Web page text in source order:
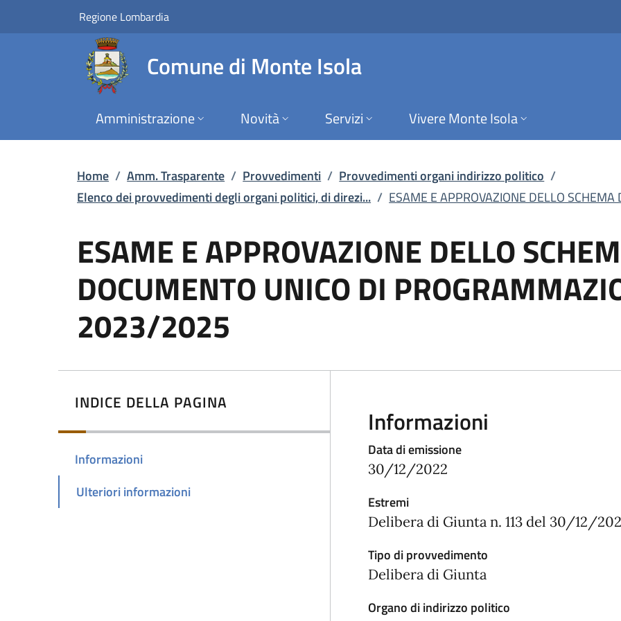
Vai al contenuto principale
ESAME E APPROVAZIONE DELLO
Regione Lombardia
Comune di Monte Isola
Amministrazione Novità Servizi Vivere Monte Isola
Home / Amm. Trasparente / Provvedimenti / Provvedimenti organi indirizzo politico /
Elenco dei provvedimenti degli organi politici, di direzi... / ESAME E APPROVAZIONE DELLO
ESAME E APPROVAZIONE DELLO
DOCUMENTO UNICO DI
2023/2025
INDICE DELLA PAGINA
Informazioni
Ulteriori informazioni
Informazioni
Data di emissione
30/12/2022
Estremi
Delibera di Giunta n. 113 del 30/12/
Tipo di provvedimento
Delibera di Giunta
Organo di indirizzo politico